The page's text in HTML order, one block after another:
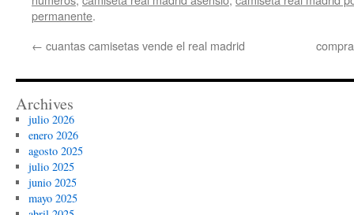
permanente.
← cuantas camisetas vende el real madrid
Archives
julio 2026
enero 2026
agosto 2025
julio 2025
junio 2025
mayo 2025